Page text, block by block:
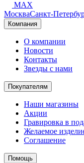
MAX
МоскваСанкт-
Компания
О компании
Новости
Контакты
Звезды с нами
Покупателям
Наши магазины
Акции
Гравировка в
Желаемое
Соглашение
Помощь